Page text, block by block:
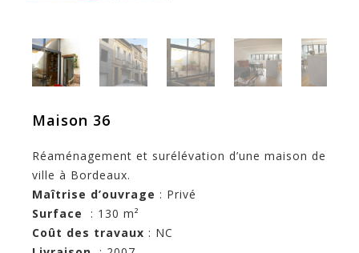
Maison 36
Réaménagement et surélévation d’une maison de
ville à Bordeaux.
Maîtrise d’ouvrage : Privé
Surface
: 130 m²
Coût des travaux : NC